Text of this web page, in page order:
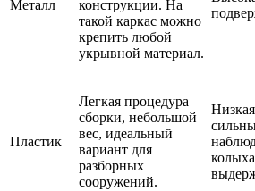
Металл
конструкции. На
такой каркас можно
крепить любой
укрывной материал.
Пластик
Легкая процедура
сборки, небольшой
вес, идеальный
вариант для
разборных
сооружений.